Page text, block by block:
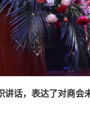
话，表达了对商会